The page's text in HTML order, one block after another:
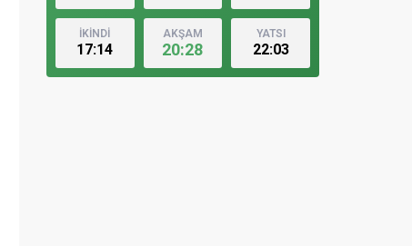
İKİNDİ
17:14
AKŞAM
20:28
YATSI
22:03